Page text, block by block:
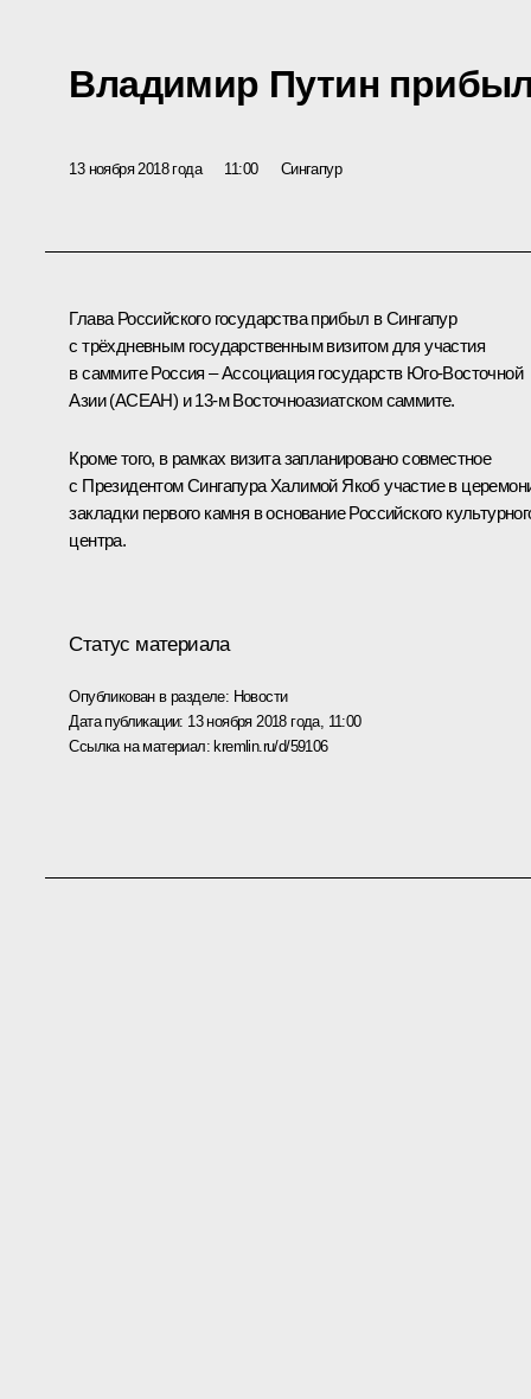
Владимир Путин
13 ноября 2018 года 11:00 Сингапур
Глава Российского государства прибыл в Сингапур
с трёхдневным государственным визитом для участия
в саммите Россия –Ассоциация государств Юго-Восточной
Азии(АСЕАН) и 13-м Восточноазиатском саммите.
Кроме того, в рамках визита запланировано совместное
с Президентом Сингапура Халимой Якоб участие в
закладки первого камня в основание Российского
центра.
Статус материала
Опубликован в разделе: Новости
Дата публикации: 13 ноября 2018 года, 11:00
Ссылка на материал:kremlin.ru/d/59106